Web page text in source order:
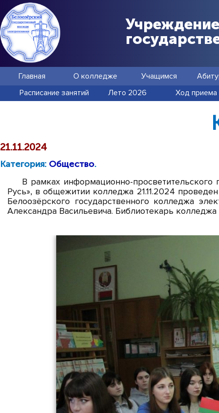
Главная О колледже Учащимся
Расписание занятий
Лето 2026 Ход приема
21.11.2024
Категория: Общество.
В рамках информационно-
Русь», в общежитии колледжа 21.11.2024
Белоозёрского государственного колледжа
Александра Васильевича. Библиотекарь